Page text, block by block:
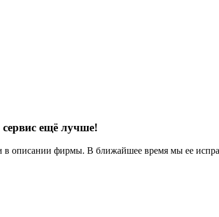
ещё лучше!
описании фирмы. В ближайшее время мы ее